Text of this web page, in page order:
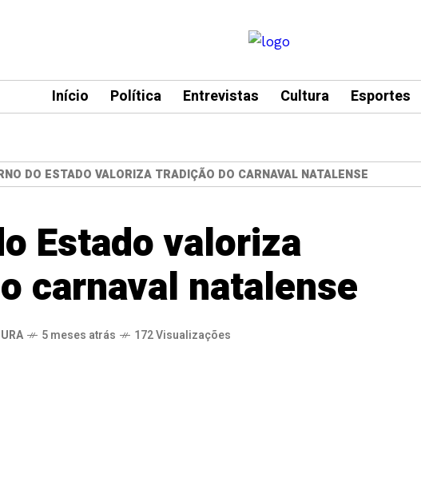
Início Política Entrevistas Cultura Esportes
DO ESTADO VALORIZA TRADIÇÃO DO CARNAVAL NATALENSE
Estado valoriza
carnaval natalense
5 meses atrás 172 Visualizações